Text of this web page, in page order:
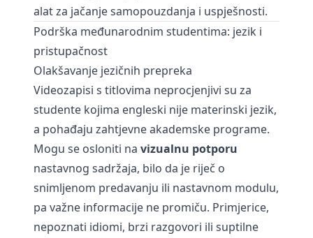
alat za jačanje samopouzdanja i uspješnosti.
Podrška međunarodnim studentima: jezik i
pristupačnost
Olakšavanje jezičnih prepreka
Videozapisi s titlovima neprocjenjivi su za
studente kojima engleski nije materinski jezik,
a pohađaju zahtjevne akademske programe.
Mogu se osloniti na vizualnu potporu
nastavnog sadržaja, bilo da je riječ o
snimljenom predavanju ili nastavnom modulu,
pa važne informacije ne promiču. Primjerice,
nepoznati idiomi, brzi razgovori ili suptilne